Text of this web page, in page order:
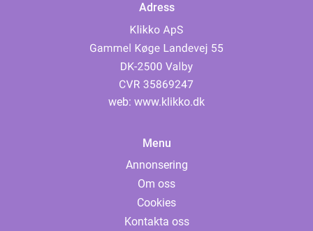
Adress
web: www.klikko.dk
Menu
Annonsering
Om oss
Cookies
Kontakta oss